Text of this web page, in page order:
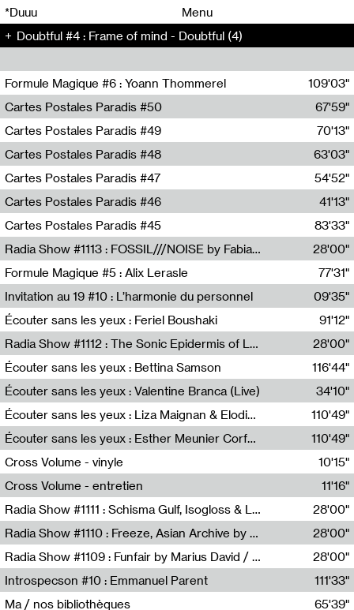
*Duuu
Menu
Doubtful #4 : Frame of mind - Doubtful (4)
Formule Magique #6 : Yoann Thommerel
Nathalie Lacroix,Yoann Thommerel
109'03"
Cartes Postales Paradis #50
Zoé Leroux
67'59"
Cartes Postales Paradis #49
Aurore Portales
70'13"
Cartes Postales Paradis #48
Mathias Dupaquier
63'03"
Cartes Postales Paradis #47
Raymond Engramer
54'52"
Cartes Postales Paradis #46
Sarah Banville
41'13"
Cartes Postales Paradis #45
Mateo Cuin
83'33"
Radia Show #1113 : FOSSIL///NOISE by Fabiana Gibim / Wave Farm
Wave Farm
28'00"
Formule Magique #5 : Alix Lerasle
Nathalie Lacroix
77'31"
Invitation au 19 #10 : L’harmonie du personnel
19, CRAC
09'35"
Écouter sans les yeux : Feriel Boushaki
Feriel Boushaki
91'12"
Radia Show #1112 : The Sonic Epidermis of Lake Léman by Paul Courlet / Guest Slot
28'00"
Écouter sans les yeux : Bettina Samson
Bettina Samson
116'44"
Écouter sans les yeux : Valentine Branca (Live)
Valentine Branca
34'10"
Écouter sans les yeux : Liza Maignan & Elodie Lecat
Liza Maignan,Elodie Lecat
110'49"
Écouter sans les yeux : Esther Meunier Corfdyr
Esther Meunier Corfdyr
110'49"
Cross Volume - vinyle
10'15"
Cross Volume - entretien
11'16"
Radia Show #1111 : Schisma Gulf, Isogloss & Lament For The Old Clock By Harvey Young / Resonance
Resonance
28'00"
Radia Show #1110 : Freeze, Asian Archive by Avita Maheen / Radio Worm
Radio WORM
28'00"
Radia Show #1109 : Funfair by Marius David / JET FM
Jet FM
28'00"
Introspecson #10 : Emmanuel Parent
Pierre Henry,Emmanuel Parent
111'33"
Ma / nos bibliothèques
65'39"
00 00
00 00